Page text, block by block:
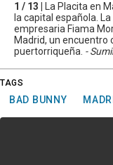
1 / 13 |
La Placita en
la capital española.
empresaria Fiama
Madrid, un encuentro
puertorriqueña. -
TAGS
BAD BUNNY